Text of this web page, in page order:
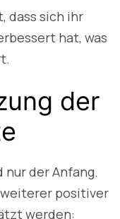
dass sich ihr
hat, was
der
der Anfang.
positiver
werden: